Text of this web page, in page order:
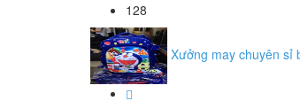
128
Xưởng may chuyên sỉ